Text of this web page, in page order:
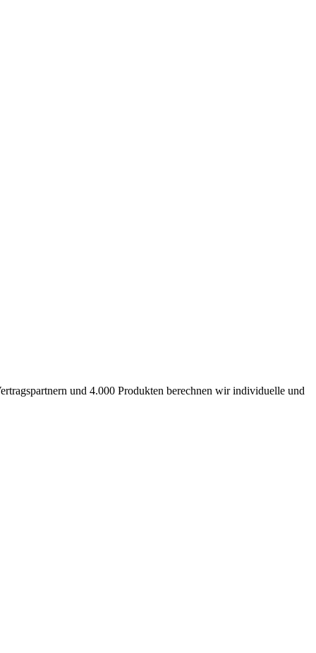
und 4.000 Produkten berechnen wir individuelle und